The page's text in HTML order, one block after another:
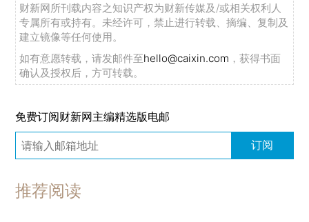
财新网所刊载内容之知识产权为财新传媒及/或相关权利人
专属所有或持有。未经许可，禁止进行转载、摘编、复制及
建立镜像等任何使用。
如有意愿转载，请发邮件至hello@caixin.com ，获得书面
确认及授权后，方可转载。
免费订阅财新网主编精选版电邮
订阅
推荐阅读